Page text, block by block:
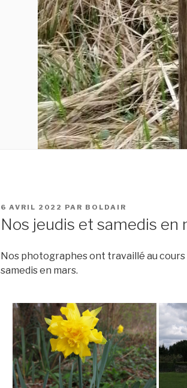
PUBLIÉ
6 AVRIL 2022 PAR BOLDAIR
Nos jeudis et samedis en
Nos photographes ont travaillé au cours
samedis en mars.